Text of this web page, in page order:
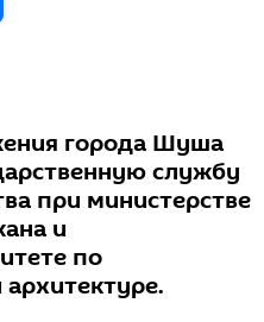
города Шуша
службу
при министерстве
и
по
архитектуре.